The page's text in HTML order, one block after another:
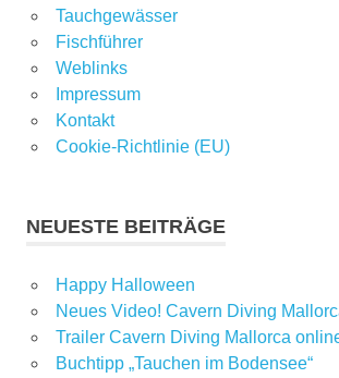
Tauchgewässer
Fischführer
Weblinks
Impressum
Kontakt
Cookie-Richtlinie (EU)
NEUESTE BEITRÄGE
Happy Halloween
Neues Video! Cavern Diving
Trailer Cavern Diving Mallorca
Buchtipp „Tauchen im Bodensee“